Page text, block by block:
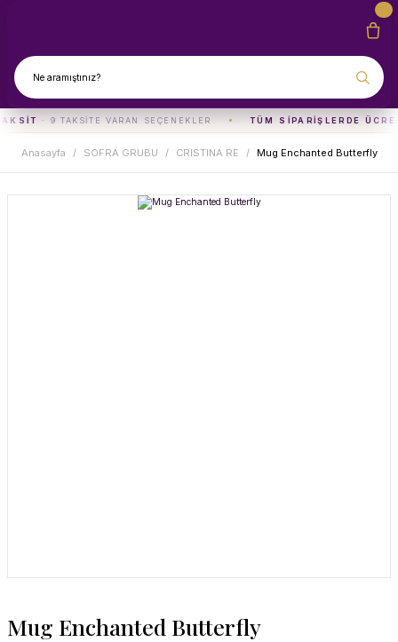
· 9 TAKSITE VARAN SEÇENEKLER TÜM SIPARIŞLERDE
Anasayfa SOFRA GRUBU CRISTINA RE Mug Enchanted Butterfly
Mug Enchanted Butterfly